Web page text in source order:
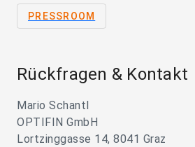
PRESSROOM
Rückfragen & Kontakt
Mario Schantl
OPTIFIN GmbH
Lortzinggasse 14, 8041 Graz